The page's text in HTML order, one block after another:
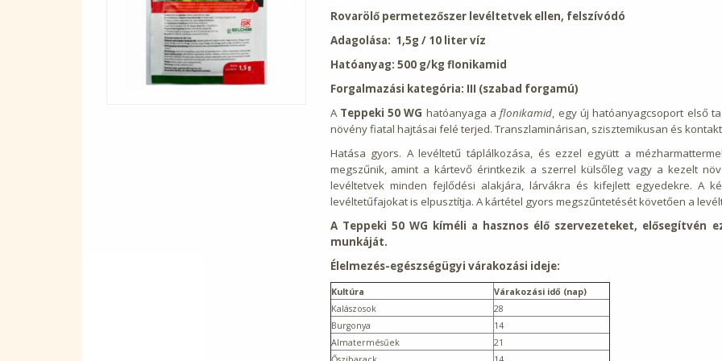
Rovarölő permetezőszer levéltetvek ellen, felszívódó
Adagolása: 1,5g / 10 liter víz
Hatóanyag: 500 g/kg flonikamid
Forgalmazási kategória: III (szabad forgamú)
A Teppeki 50 WG hatóanyaga aflonikamid, egy új hatóanyagcsoport első
növény fiatal hajtásai felé terjed. Transzlaminárisan, szisztemikusan és
Hatása gyors. A levéltetű táplálkozása, és ezzel együtt a
megszűnik, amint a kártevő érintkezik a szerrel külsőleg vagy a kezelt
levéltetvek minden fejlődési alakjára, lárvákra és kifejlett egyedekre. A
levéltetűfajokat is elpusztítja. A kártétel gyors megszűntetését követően a
A Teppeki 50 WG kíméli a hasznos élő szervezeteket, elősegítvén
munkáját.
Élelmezés-egészségügyi várakozási ideje:
Kultúra
Várakozási idő (nap)
Kalászosok
28
Burgonya
14
Almatermésűek
21